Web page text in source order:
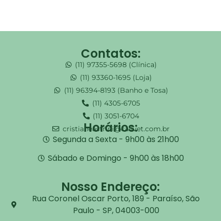
Contatos:
(11) 97355-5698 (Clínica)
(11) 93360-1695 (Loja)
(11) 96394-8193 (Banho e Tosa)
(11) 4305-6705
(11) 3051-6704
cristianeastrini@callvet.com.br
Horários:
Segunda a Sexta - 9h00 às 21h00
Sábado e Domingo - 9h00 às 18h00
Nosso Endereço:
Rua Coronel Oscar Porto, 189 - Paraíso, São
Paulo - SP, 04003-000